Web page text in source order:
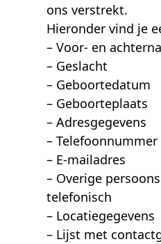
ons verstrekt.
Hieronder vind je
– Voor- en
– Geslacht
– Geboortedatum
– Geboorteplaats
– Adresgegevens
– Telefoonnummer
– E-mailadres
– Overige
telefonisch
– Locatiegegevens
– Lijst met